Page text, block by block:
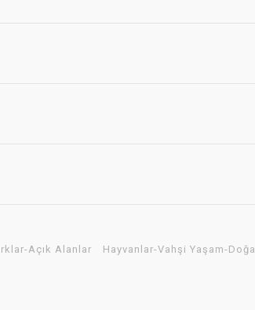
Açık Alanlar
Hayvanlar-Vahşi Yaşam-Doğa